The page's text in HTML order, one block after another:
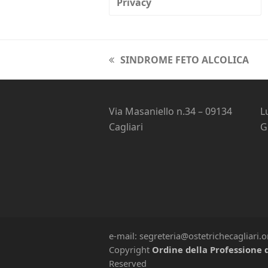
previous
post:
SINDROME FETO ALCOLICA
Via Masaniello n.34 – 09134
Cagliari
e-mail:
Copyright Ordine della Professione
Reserved